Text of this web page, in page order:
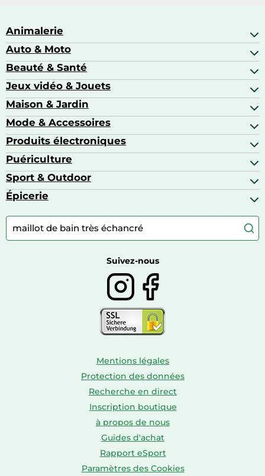
Animalerie
Abris pour animaux sauvages
Aquariophilie
Colliers GPS
Matériel orthopédique pour animaux
Auto & Moto
Accessoires auto
Attelage & portage
Autoradios
Casques moto
Beauté & Santé
Alimentation bébé
Amour & contraception
Appareils de coiffure
Brosses à dents électriques
Jeux vidéo & Jouets
Accessoires de gaming
Consoles de jeux
Drones
Jeux PS4
Maison & Jardin
Ameublement
Articles de cuisine & d'entretien ménager
Aspirateurs souffleurs
Barbecues & planchas
Mode & Accessoires
Accessoires de mode
Arts textiles
Bagages
Baskets
Produits électroniques
Accessoires smartphones
Appareils photo hybrides
Appareils photo numériques
Appareils photo numériques compacts
Puériculture
Chaises hautes
Jouets
Meubles à langer
Sport & Outdoor
Appareils de fitness
Camping
Caravaning
Épicerie
Autour du café
Autour du thé
Autour du vin
Suivez-nous
Mentions légales
Protection des données
Recherche en direct
Inscription boutique
à propos de nous
Guides d'achat
Rapport eSport
Paramètres des Cookies